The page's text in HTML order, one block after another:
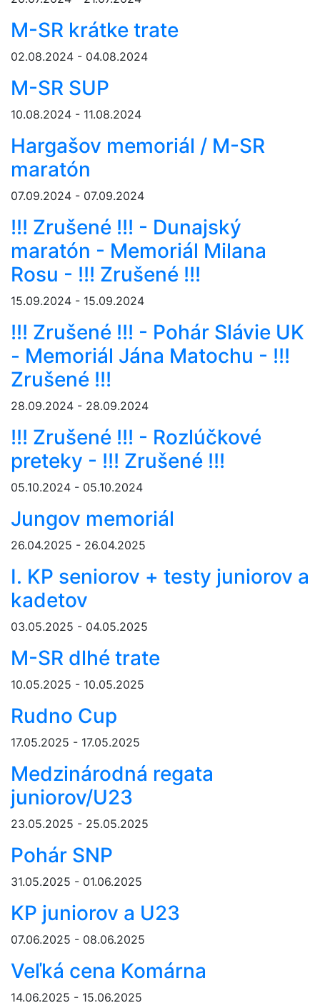
M-SR krátke trate
02.08.2024 - 04.08.2024
M-SR SUP
10.08.2024 - 11.08.2024
Hargašov memoriál / M-SR
maratón
07.09.2024 - 07.09.2024
!!! Zrušené !!! - Dunajský
maratón - Memoriál Milana
Rosu - !!! Zrušené !!!
15.09.2024 - 15.09.2024
!!! Zrušené !!! - Pohár Slávie UK
- Memoriál Jána Matochu - !!!
Zrušené !!!
28.09.2024 - 28.09.2024
!!! Zrušené !!! - Rozlúčkové
preteky - !!! Zrušené !!!
05.10.2024 - 05.10.2024
Jungov memoriál
26.04.2025 - 26.04.2025
I. KP seniorov + testy juniorov a
kadetov
03.05.2025 - 04.05.2025
M-SR dlhé trate
10.05.2025 - 10.05.2025
Rudno Cup
17.05.2025 - 17.05.2025
Medzinárodná regata
juniorov/U23
23.05.2025 - 25.05.2025
Pohár SNP
31.05.2025 - 01.06.2025
KP juniorov a U23
07.06.2025 - 08.06.2025
Veľká cena Komárna
14.06.2025 - 15.06.2025